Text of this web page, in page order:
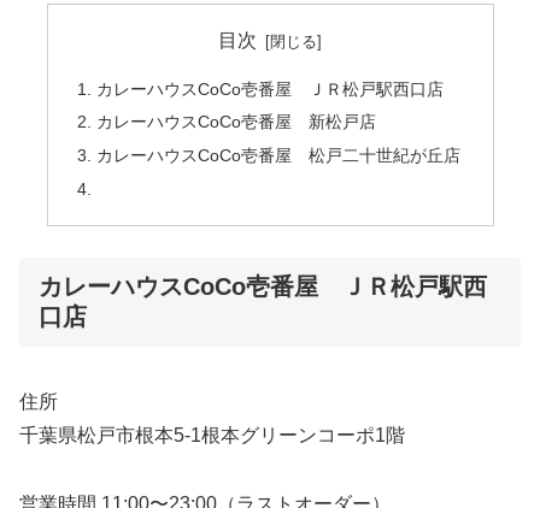
目次
カレーハウスCoCo壱番屋 ＪＲ松戸駅西口店
カレーハウスCoCo壱番屋 新松戸店
カレーハウスCoCo壱番屋 松戸二十世紀が丘店
カレーハウスCoCo壱番屋 ＪＲ松戸駅西
口店
住所
千葉県松戸市根本5-1根本グリーンコーポ1階